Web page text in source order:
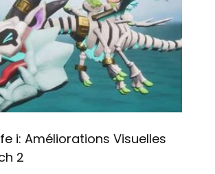
i: Améliorations Visuelles
2